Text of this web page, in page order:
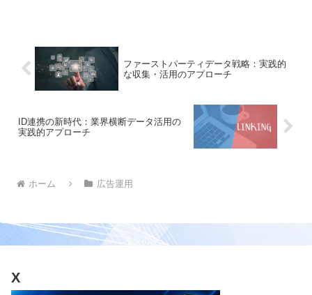
ファーストパーティデータ戦略：実践的
な収集・活用のアプローチ
ID連携の新時代：業界横断データ活用の
実践的アプローチ
ホーム 広告運用
X